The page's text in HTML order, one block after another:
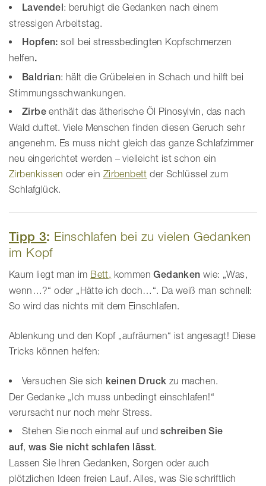
Lavendel : beruhigt die Gedanken nach einem
stressigen Arbeitstag.
Hopfen:soll bei stressbedingten Kopfschmerzen
helfen.
Baldrian: hält die Grübeleien in Schach und hilft bei
Stimmungsschwankungen.
Zirbe enthält das ätherische Öl Pinosylvin, das nach
Wald duftet. Viele Menschen finden diesen Geruch sehr
angenehm. Es muss nicht gleich das ganze Schlafzimmer
neu eingerichtet werden – vielleicht ist schon ein
Zirbenkissen oder ein Zirbenbett der Schlüssel zum
Schlafglück.
Tipp 3: Einschlafen bei zu vielen Gedanken
im Kopf
Kaum liegt man im Bett, kommenGedanken wie: „Was,
wenn…?“ oder „Hätte ich doch…“. Da weiß man schnell:
So wird das nichts mit dem Einschlafen.
Ablenkung und den Kopf „aufräumen“ ist angesagt! Diese
Tricks können helfen:
Versuchen Sie sich keinen Druck zu machen.
Der Gedanke „Ich muss unbedingt einschlafen!“
verursacht nur noch mehr Stress.
Stehen Sie noch einmal auf undschreiben Sie
auf,was Sie nicht schlafen lässt.
Lassen Sie Ihren Gedanken, Sorgen oder auch
plötzlichen Ideen freien Lauf. Alles, was Sie schriftlich